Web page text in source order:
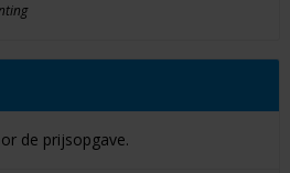
de prijsopgave.